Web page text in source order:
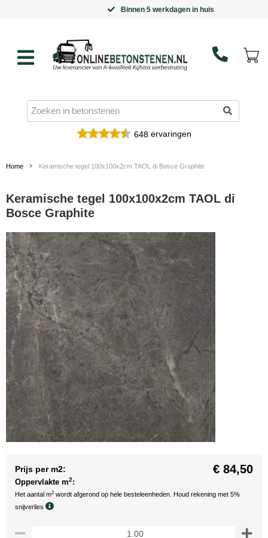
Binnen 5 werkdagen in huis
648ervaringen
Home Keramische tegel 100x100x2cm TAOL di Bosce Graphite
Keramische tegel 100x100x2cm TAOL di
Bosce Graphite
Prijs per m2: € 84,50
Oppervlakte m2:
Het aantal m2 wordt afgerond op hele besteleenheden. Houd rekening met 5%
snijverlies